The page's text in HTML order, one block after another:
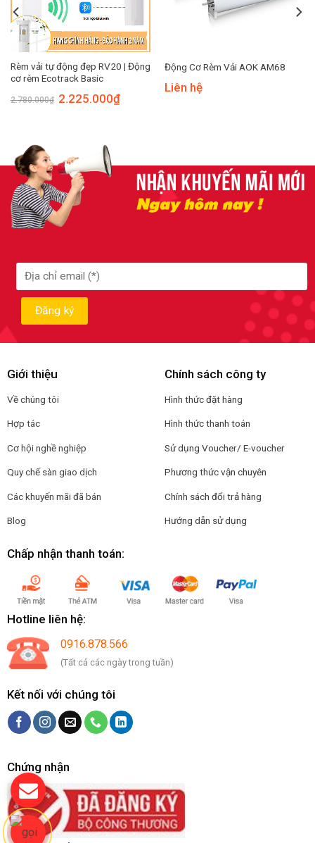
Rèm vải tự động đẹp RV20 | Động
cơ rèm Ecotrack Basic
2.780.000₫ 2.225.000₫
Động Cơ Rèm Vải AOK AM68
Liên hệ
Giới thiệu
Về chúng tôi
Hợp tác
Cơ hội nghề nghiệp
Quy chế sàn giao dịch
Các khuyến mãi đã bán
Blog
Chính sách công ty
Hình thức đặt hàng
Hình thức thanh toán
Sử dụng Voucher/ E-voucher
Phương thức vận chuyên
Chính sách đổi trả hàng
Hướng dẫn sử dụng
Chấp nhận thanh toán:
Hotline liên hệ:
0916.878.566
(Tất cả các ngày trong tuần)
Kết nối với chúng tôi
Chứng nhận